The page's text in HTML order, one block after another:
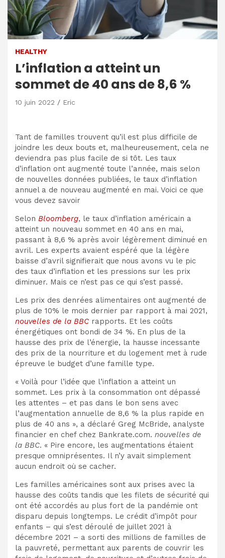
HEALTHY
L’inflation a atteint un
sommet de 40 ans de 8,6 %
10 juin 2022 Eric
Tant de familles trouvent qu’il est plus difficile de
joindre les deux bouts et, malheureusement, cela ne
deviendra pas plus facile de si tôt. Les taux
d’inflation ont augmenté toute l’année, mais selon
de nouvelles données publiées, le taux d’inflation
annuel a de nouveau augmenté en mai. Voici ce que
vous devez savoir
Selon Bloomberg, le taux d’inflation américain a
atteint un nouveau sommet en 40 ans en mai,
passant à 8,6 % après avoir légèrement diminué en
avril. Les experts avaient espéré que la légère
baisse d’avril signifierait que nous avons vu le pic
des taux d’inflation et les pressions sur les prix
diminuer. Mais ce n’est pas ce qui s’est passé.
Les prix des denrées alimentaires ont augmenté de
plus de 10% le mois dernier par rapport à mai 2021,
nouvelles de la BBC rapports. Et les coûts
énergétiques ont bondi de 34 %. En plus de la
hausse des prix de l’énergie, la hausse incessante
des prix de la nourriture et du logement met à rude
épreuve le budget d’une famille type.
« Voilà pour l’idée que l’inflation a atteint un
sommet. Les prix à la consommation ont dépassé
les attentes – et pas dans le bon sens avec
l’augmentation annuelle de 8,6 % la plus rapide en
plus de 40 ans », a déclaré Greg McBride, analyste
financier en chef chez Bankrate.com. nouvelles de
la BBC. « Pire encore, les augmentations étaient
presque omniprésentes. Il n’y avait simplement
aucun endroit où se cacher.
Les familles américaines sont aux prises avec la
hausse des coûts tandis que les filets de sécurité qui
ont été accordés au plus fort de la pandémie ont
disparu depuis longtemps. Le crédit d’impôt pour
enfants – qui s’est déroulé de juillet 2021 à
décembre 2021 – a sorti des millions de familles de
la pauvreté, permettant aux parents de couvrir les